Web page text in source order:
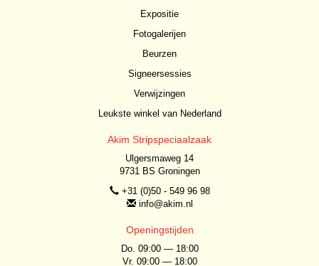
Expositie
Fotogalerijen
Beurzen
Signeersessies
Verwijzingen
Leukste winkel van Nederland
Akim Stripspeciaalzaak
Ulgersmaweg 14
9731 BS Groningen
+31 (0)50 - 549 96 98
info@akim.nl
Openingstijden
Do. 09:00 — 18:00
Vr. 09:00 — 18:00